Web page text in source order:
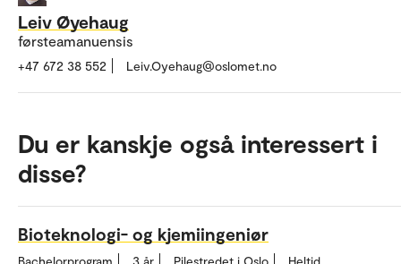
Leiv Øyehaug
førsteamanuensis
+47 672 38 552 Leiv.Oyehaug@oslomet.no
Du er kanskje også interessert i
disse?
Bioteknologi- og kjemiingeniør
Bachelorprogram 3 år Pilestredet i Oslo Heltid